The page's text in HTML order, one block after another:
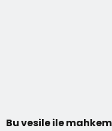
Bu vesile ile